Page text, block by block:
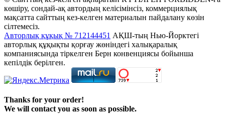
көшіру, сондай-ақ автордың келісімінсіз, коммерциялық
мақсатта сайттың кез-келген материалын пайдалану көзін
сілтемесіз.
Авторлық құқық № 712144451 АҚШ-тың Нью-Йорктегі
авторлық құқықты қорғау жөніндегі халықаралық
компаниясында тіркелген Берн конвенциясы бойынша
кепілдік берілген.
Thanks for your order!
We will contact you as soon as possible.